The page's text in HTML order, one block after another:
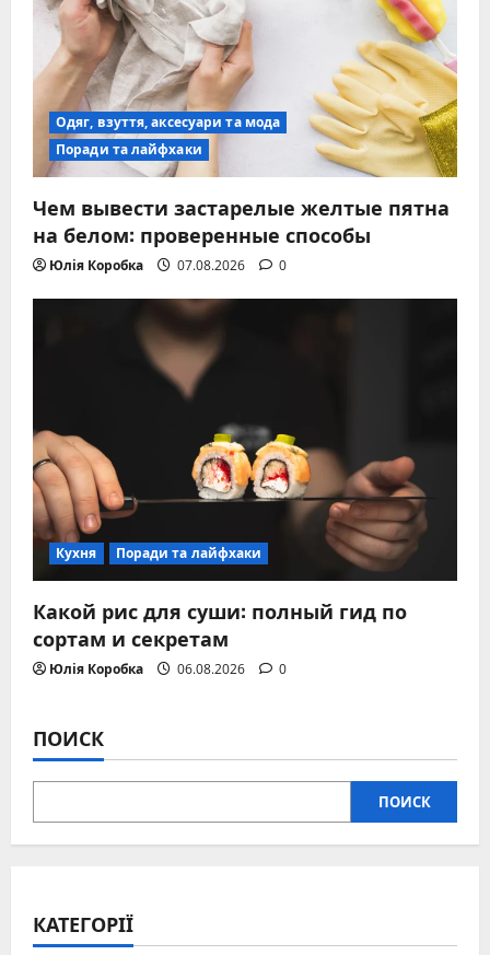
Одяг, взуття, аксесуари та мода
Поради та лайфхаки
Чем вывести застарелые желтые пятна
на белом: проверенные способы
Юлія Коробка 07.08.2026 0
Кухня Поради та лайфхаки
Какой рис для суши: полный гид по
сортам и секретам
Юлія Коробка 06.08.2026 0
ПОИСК
ПОИСК
КАТЕГОРІЇ